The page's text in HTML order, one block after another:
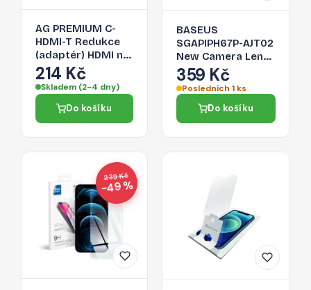
AG PREMIUM C-
HDMI-T Redukce
(adaptér) HDMI na
USB-C 3.1, délka
17cm, bílo-stříbrná
214 Kč
Skladem (2-4 dny)
Do košíku
BASEUS
SGAPIPH67P-AJT02
New Camera Lens
- Ochranné sklo
pro kamery iPhone
12 Pro Max, 2-pack
359 Kč
Posledních 1 ks
Do košíku
239 Kč
−49 %